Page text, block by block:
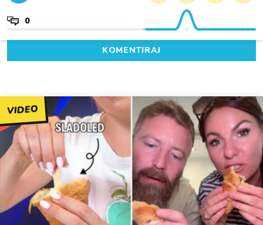
0
KOMENTIRAJ
VIDEO